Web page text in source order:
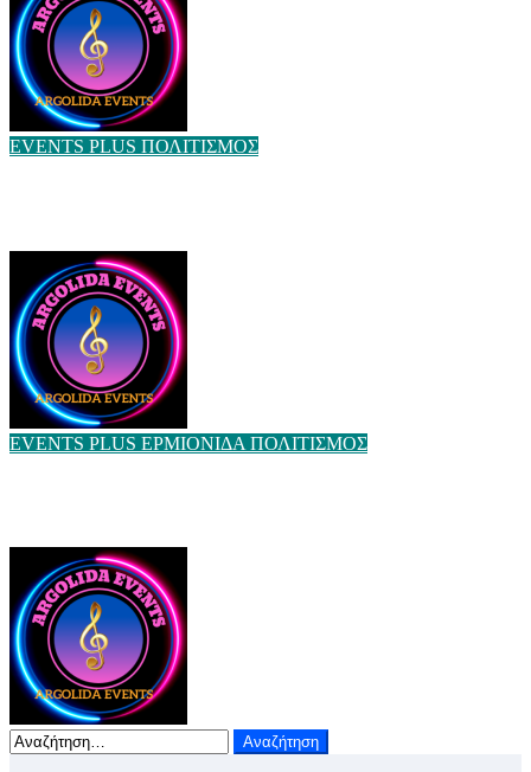
EVENTS PLUS ΠΟΛΙΤΙΣΜΟΣ
EVENTS PLUS ΕΡΜΙΟΝΙΔΑ ΠΟΛΙΤΙΣΜΟΣ
Αναζήτηση
για: